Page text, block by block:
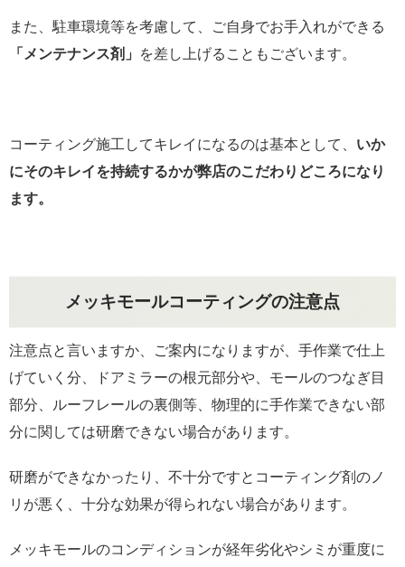
また、駐車環境等を考慮して、ご自身でお手入れができる
「メンテナンス剤」
を差し上げることもございます。
コーティング施工してキレイになるのは基本として、 いか
にそのキレイを持続するかが弊店のこだわりどころになり
ます。
メッキモールコーティングの注意点
注意点と言いますか、ご案内になりますが、手作業で仕上
げていく分、ドアミラーの根元部分や、モールのつなぎ目
部分、ルーフレールの裏側等、物理的に手作業できない部
分に関しては研磨できない場合があります。
研磨ができなかったり、不十分ですとコーティング剤のノ
リが悪く、十分な効果が得られない場合があります。
メッキモールのコンディションが経年劣化やシミが重度に